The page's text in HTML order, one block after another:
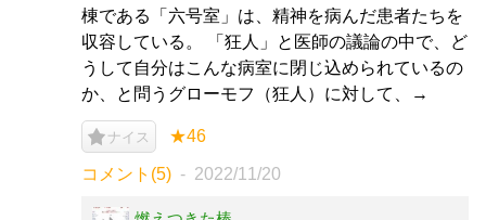
棟である「六号室」は、精神を病んだ患者たちを
収容している。 「狂人」と医師の議論の中で、ど
うして自分はこんな病室に閉じ込められているの
か、と問うグローモフ（狂人）に対して、→
ナイス ★46
コメント(5) 2022/11/20